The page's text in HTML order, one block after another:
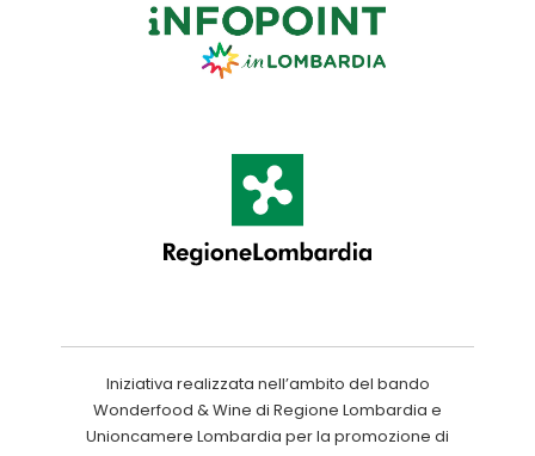
Iniziativa realizzata nell’ambito del bando
Wonderfood & Wine di Regione Lombardia e
Unioncamere Lombardia per la promozione di